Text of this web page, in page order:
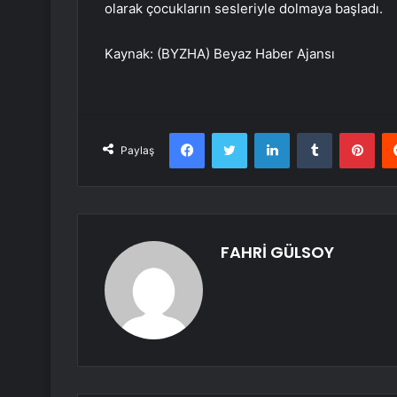
olarak çocukların sesleriyle dolmaya başladı.
Kaynak: (BYZHA) Beyaz Haber Ajansı
Paylaş
FacebookTwitter LinkedInTumblr
FAHRİ GÜLSOY